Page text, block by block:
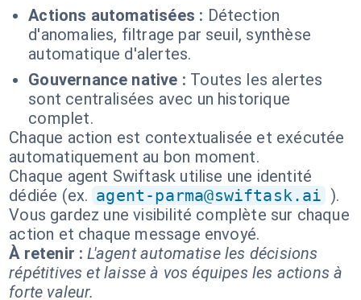
Actions automatisées : Détection
d'anomalies, filtrage par seuil, synthèse
automatique d'alertes.
Gouvernance native : Toutes les alertes
sont centralisées avec un historique
complet.
Chaque action est contextualisée et exécutée
automatiquement au bon moment.
Chaque agent Swiftask utilise une identité
dédiée (ex. agent-parma@swiftask.ai ).
Vous gardez une visibilité complète sur chaque
action et chaque message envoyé.
À retenir : L'agent automatise les décisions
répétitives et laisse à vos équipes les actions à
forte valeur.